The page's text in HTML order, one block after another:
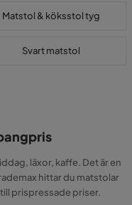
Matstol & köksstol tyg
Svart matstol
läxor, kaffe. Det är en
hittar du matstolar
prispressade priser.